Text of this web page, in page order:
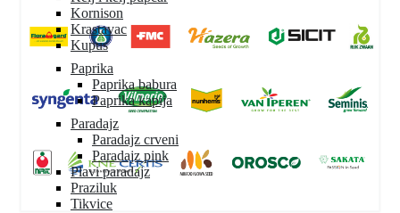
Kornison
Krastavac
Kupus
Paprika
Paprika babura
Paprika kapija
Paradajz
Paradajz crveni
Paradajz pink
Plavi paradajz
Praziluk
Tikvice